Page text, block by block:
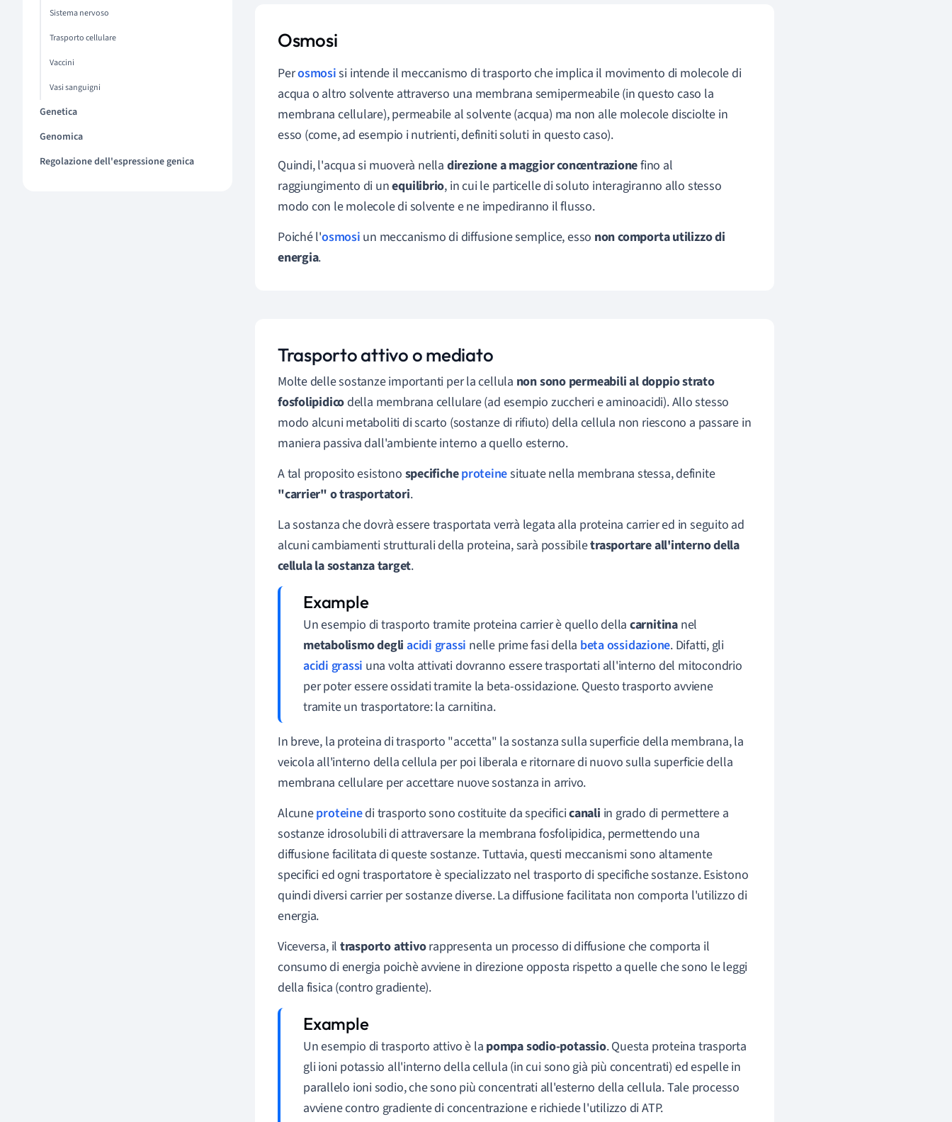
Sistema nervoso
Trasporto cellulare
Vaccini
Vasi sanguigni
Genetica
Genomica
Regolazione dell'espressione genica
Osmosi
Perosmosisi intende il meccanismo di trasporto che implica il movimento di molecole di
acqua o altro solvente attraverso una membrana semipermeabile (in questo caso la
membrana cellulare), permeabile al solvente (acqua) ma non alle molecole disciolte in
esso (come, ad esempio i nutrienti, definiti soluti in questo caso).
Quindi, l'acqua si muoverà nella direzione a maggior concentrazionefino al
raggiungimento di unequilibrio, in cui le particelle di soluto interagiranno allo stesso
modo con le molecole di solvente e ne impediranno il flusso.
Poiché l'osmosi un meccanismo di diffusione semplice, esso non comporta utilizzo di
energia.
Trasporto attivo o mediato
Molte delle sostanze importanti per la cellula non sono permeabili al doppio strato
fosfolipidicodella membrana cellulare (ad esempio zuccheri e aminoacidi). Allo stesso
modo alcuni metaboliti di scarto (sostanze di rifiuto) della cellula non riescono a passare in
maniera passiva dall'ambiente interno a quello esterno.
A tal proposito esistono specificheproteinesituate nella membrana stessa, definite
"carrier" o trasportatori.
La sostanza che dovrà essere trasportata verrà legata alla proteina carrier ed in seguito ad
alcuni cambiamenti strutturali della proteina, sarà possibiletrasportare all'interno della
cellula la sostanza target.
Un esempio di trasporto tramite proteina carrier è quello della carnitinanel
metabolismo degliacidi grassi nelle prime fasi della beta ossidazione. Difatti, gli
acidi grassi una volta attivati dovranno essere trasportati all'interno del mitocondrio
per poter essere ossidati tramite la beta-ossidazione. Questo trasporto avviene
tramite un trasportatore: la carnitina.
In breve, la proteina di trasporto "accetta" la sostanza sulla superficie della membrana, la
veicola all'interno della cellula per poi liberala e ritornare di nuovo sulla superficie della
membrana cellulare per accettare nuove sostanza in arrivo.
Alcuneproteinedi trasporto sono costituite da specificicanali in grado di permettere a
sostanze idrosolubili di attraversare la membrana fosfolipidica, permettendo una
diffusione facilitata di queste sostanze. Tuttavia, questi meccanismi sono altamente
specifici ed ogni trasportatore è specializzato nel trasporto di specifiche sostanze. Esistono
quindi diversi carrier per sostanze diverse. La diffusione facilitata non comporta l'utilizzo di
energia.
Viceversa, il trasporto attivorappresenta un processo di diffusione che comporta il
consumo di energia poichè avviene in direzione opposta rispetto a quelle che sono le leggi
della fisica (contro gradiente).
Un esempio di trasporto attivo è la pompa sodio-potassio. Questa proteina trasporta
gli ioni potassio all'interno della cellula (in cui sono già più concentrati) ed espelle in
parallelo ioni sodio, che sono più concentrati all'esterno della cellula. Tale processo
avviene contro gradiente di concentrazione e richiede l'utilizzo di ATP.